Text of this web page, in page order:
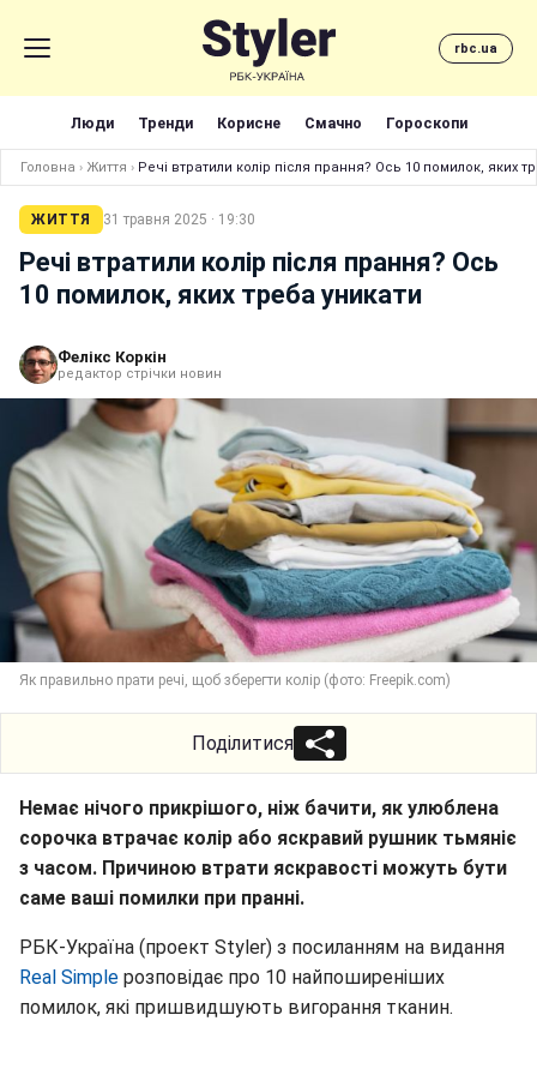
rbc.ua
Люди Тренди Корисне Смачно Гороскопи
Головна › Життя › Речі втратили колір після прання? Ось 10 помилок, яких
ЖИТТЯ 31 травня 2025 · 19:30
Речі втратили колір після прання? Ось
10 помилок, яких треба уникати
Фелікс Коркін
редактор стрічки новин
Як правильно прати речі, щоб зберегти колір (фото: Freepik.com)
Поділитися
Немає нічого прикрішого, ніж бачити, як улюблена
сорочка втрачає колір або яскравий рушник тьмяніє
з часом. Причиною втрати яскравості можуть бути
саме ваші помилки при пранні.
РБК-Україна (проект Styler) з посиланням на видання
Real Simple розповідає про 10 найпоширеніших
помилок, які пришвидшують вигорання тканин.